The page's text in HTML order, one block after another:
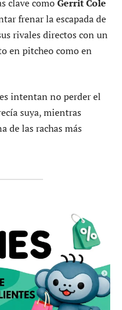
clave comoGerrit Cole
frenar la escapada de
rivales directos con un
en pitcheo como en
intentan no perder el
suya, mientras
de las rachas más